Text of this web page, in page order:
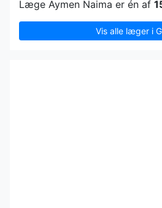
Læge Aymen Naima er én af
Vis alle læger i